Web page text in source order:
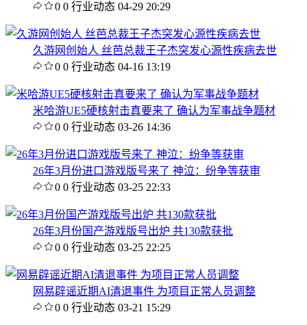
0 0 行业动态 04-29 20:29
久游网创始人 丝芭总裁王子杰突发心源性疾病去世
0 0 行业动态 04-16 13:19
米哈游UE5硬核射击真要来了 确认为军事战争题材
0 0 行业动态 03-26 14:36
26年3月份进口游戏版号来了 神泣：纷争等获审
0 0 行业动态 03-25 22:33
26年3月份国产游戏版号出炉 共130款获批
0 0 行业动态 03-25 22:25
网易辟谣近期AI清退事件 为项目正常人员调整
0 0 行业动态 03-21 15:29